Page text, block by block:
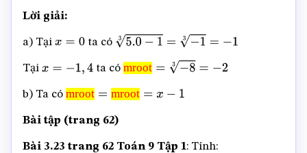
Lời giải:
a) Tại x=0 ta có 5.0−1 3= − 13=−1
Tại x=− 1,4 ta cómroot
mroot =−8 3=− 2
b) Ta có mroot mroot
mroot =mroot=x−1
Bài tập (trang 62)
Bài 3.23 trang 62 Toán 9 Tập 1: Tính: